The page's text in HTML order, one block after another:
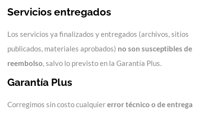
Servicios entregados
Los servicios ya finalizados y entregados (archivos, sitios
publicados, materiales aprobados) no son susceptibles de
reembolso, salvo lo previsto en la Garantía Plus.
Garantía Plus
Corregimos sin costo cualquiererror técnico o de entrega